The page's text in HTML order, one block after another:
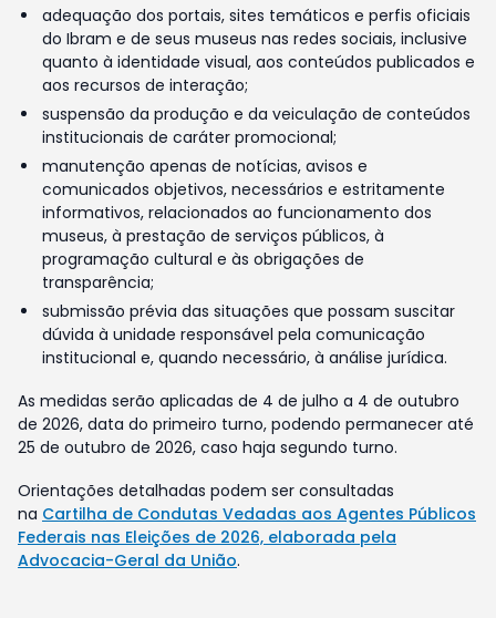
adequação dos portais, sites temáticos e perfis oficiais
do Ibram e de seus museus nas redes sociais, inclusive
quanto à identidade visual, aos conteúdos publicados e
aos recursos de interação;
suspensão da produção e da veiculação de conteúdos
institucionais de caráter promocional;
manutenção apenas de notícias, avisos e
comunicados objetivos, necessários e estritamente
informativos, relacionados ao funcionamento dos
museus, à prestação de serviços públicos, à
programação cultural e às obrigações de
transparência;
submissão prévia das situações que possam suscitar
dúvida à unidade responsável pela comunicação
institucional e, quando necessário, à análise jurídica.
As medidas serão aplicadas de 4 de julho a 4 de outubro
de 2026, data do primeiro turno, podendo permanecer até
25 de outubro de 2026, caso haja segundo turno.
Orientações detalhadas podem ser consultadas
na Cartilha de Condutas Vedadas aos Agentes Públicos
Federais nas Eleições de 2026, elaborada pela
Advocacia-Geral da União.